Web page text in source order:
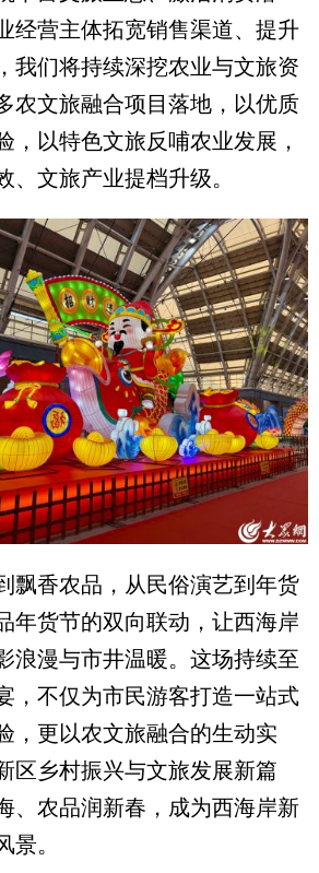
经营主体拓宽销售渠道、提升
我们将持续深挖农业与文旅资
农文旅融合项目落地，以优质
，以特色文旅反哺农业发展，
、文旅产业提档升级。
香农品，从民俗演艺到年货
年货节的双向联动，让西海岸
浪漫与市井温暖。这场持续至
，不仅为市民游客打造一站式
，更以农文旅融合的生动实
区乡村振兴与文旅发展新篇
、农品润新春，成为西海岸新
景。